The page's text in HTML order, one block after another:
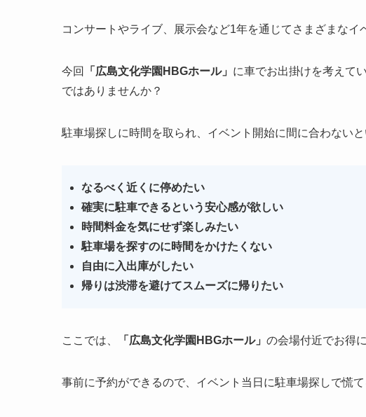
コンサートやライブ、展示会など1年を通じてさまざまなイ
今回 「広島文化学園HBGホール」 に車でお出掛けを考えて
ではありませんか？
駐車場探しに時間を取られ、イベント開始に間に合わない
なるべく近くに停めたい
確実に駐車できるという安心感が欲しい
時間料金を気にせず楽しみたい
駐車場を探すのに時間をかけたくない
自由に入出庫がしたい
帰りは渋滞を避けてスムーズに帰りたい
ここでは、 「 広島文化学園HBGホール」 の会場付近でお得
事前に予約ができるので、イベント当日に駐車場探しで慌て